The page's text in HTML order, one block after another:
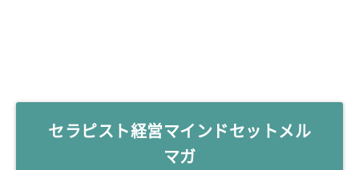
セラピスト経営マインドセットメル
マガ